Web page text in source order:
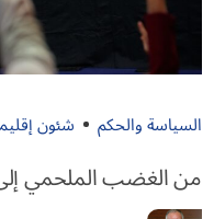
السياسة والحكم شئون
من الغضب الملحمي